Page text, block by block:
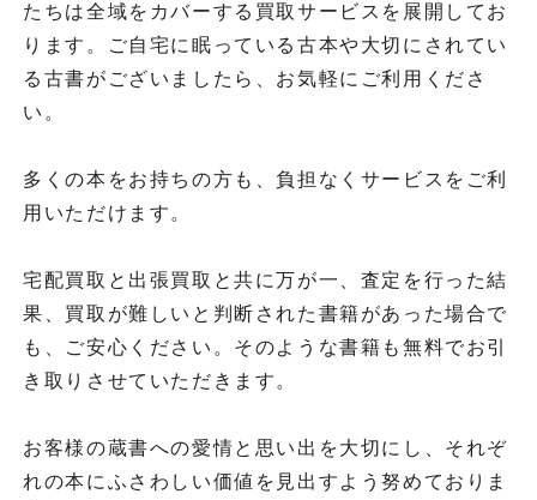
たちは全域をカバーする買取サービスを展開してお
ります。ご自宅に眠っている古本や大切にされてい
る古書がございましたら、お気軽にご利用くださ
い。
多くの本をお持ちの方も、負担なくサービスをご利
用いただけます。
宅配買取と出張買取と共に万が一、査定を行った結
果、買取が難しいと判断された書籍があった場合で
も、ご安心ください。そのような書籍も無料でお引
き取りさせていただきます。
お客様の蔵書への愛情と思い出を大切にし、それぞ
れの本にふさわしい価値を見出すよう努めておりま